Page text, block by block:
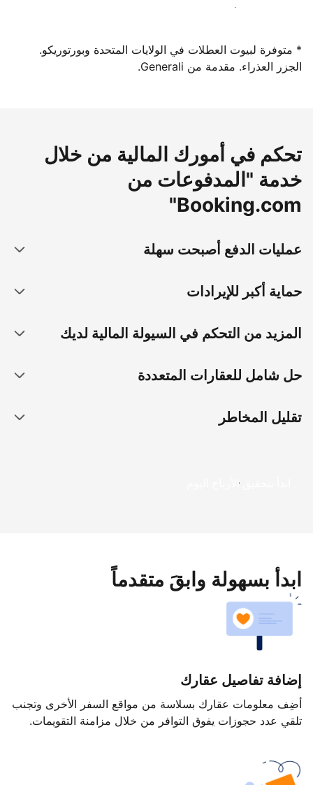
سجِّل كمضيف لدينا اليوم
* متوفرة لبيوت العطلات في الولايات المتحدة وبورتوريكو.
الجزر العذراء. مقدمة من Generali.
تحكم في أمورك المالية من خلال
خدمة "المدفوعات من
Booking.com"
عمليات الدفع أصبحت سهلة
حماية أكبر للإيرادات
المزيد من التحكم في السيولة المالية لديك
حل شامل للعقارات المتعددة
تقليل المخاطر
ابدأ بتحقيق الأرباح اليوم
ابدأ بسهولة وابقَ متقدماً
إضافة تفاصيل عقارك
أضِف معلومات عقارك بسلاسة من مواقع السفر الأخرى وتجنب
تلقي عدد حجوزات يفوق التوافر من خلال مزامنة التقويمات.